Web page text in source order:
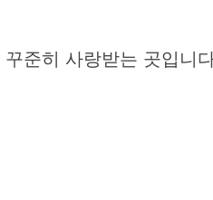
준히 사랑받는 곳입니